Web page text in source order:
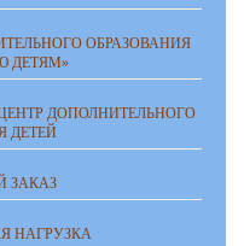
ОБРАЗОВАНИЯ
ДЕТЯМ»
ДОПОЛНИТЕЛЬНОГО
ДЕТЕЙ
ЗАКАЗ
НАГРУЗКА